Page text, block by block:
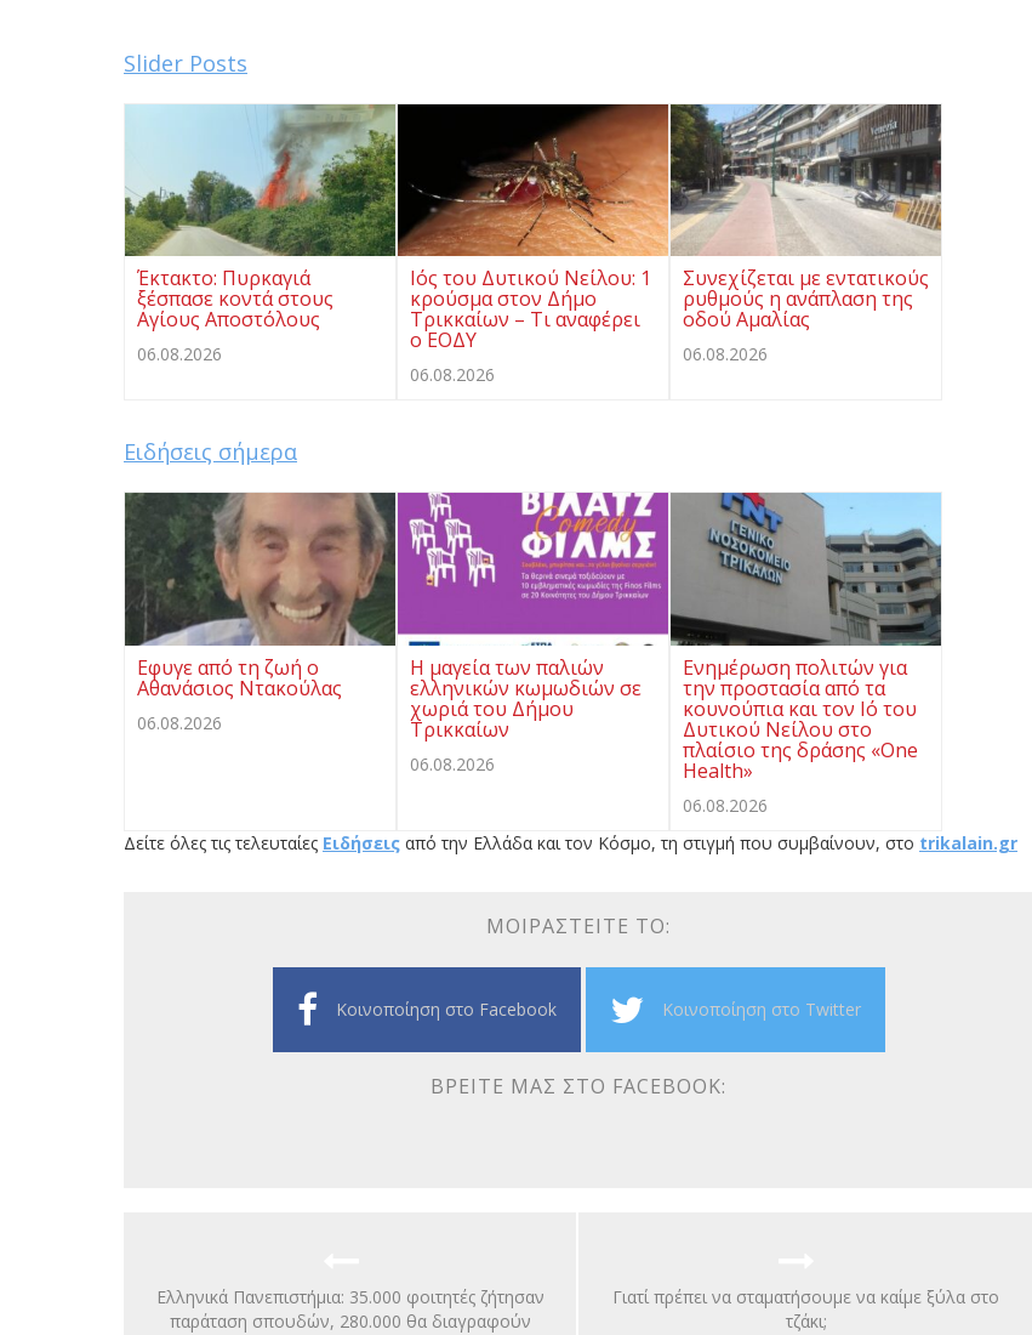
Slider Posts
Έκτακτο: Πυρκαγιά
ξέσπασε κοντά στους
Αγίους Αποστόλους
06.08.2026
Ιός του Δυτικού Νείλου: 1
κρούσμα στον Δήμο
Τρικκαίων – Τι αναφέρει
ο ΕΟΔΥ
06.08.2026
Συνεχίζεται με εντατικούς
ρυθμούς η ανάπλαση της
οδού Αμαλίας
06.08.2026
Ειδήσεις σήμερα
Εφυγε από τη ζωή ο
Αθανάσιος Ντακούλας
06.08.2026
Η μαγεία των παλιών
ελληνικών κωμωδιών σε
χωριά του Δήμου
Τρικκαίων
06.08.2026
Ενημέρωση πολιτών για
την προστασία από τα
κουνούπια και τον Ιό του
Δυτικού Νείλου στο
πλαίσιο της δράσης «One
Health»
06.08.2026
Δείτε όλες τις τελευταίες Ειδήσεις από την Ελλάδα και τον Κόσμο, τη στιγμή που συμβαίνουν, στο trikalain.gr
ΜΟΙΡΑΣΤΕΊΤΕ ΤΟ:
Κοινοποίηση στο Facebook Κοινοποίηση στο Twitter
ΒΡΕΊΤΕ ΜΑΣ ΣΤΟ FACEBOOK:
Ελληνικά Πανεπιστήμια: 35.000 φοιτητές ζήτησαν
παράταση σπουδών, 280.000 θα διαγραφούν
Γιατί πρέπει να σταματήσουμε να καίμε ξύλα στο
τζάκι;